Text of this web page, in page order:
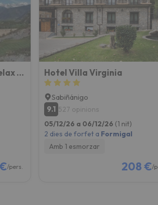
cercador ha perdut el nord. Quan trobi la
Alta Montaña - Golf & Relax - Pirineo De Huesca - Valle De Tena
/pers.
Hotel Villa Virginia
Sabiñánigo
9.1 527 opinions
05/12/26 a 06/12/26 (1 nit)
2 dies de forfet a Formigal
Amb 1 esmorzar
208 €/